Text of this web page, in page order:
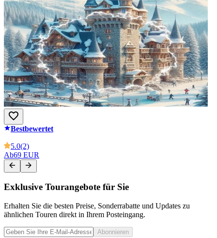
Bestbewertet
5.0(2)
Ab69 EUR
Exklusive Tourangebote für Sie
Erhalten Sie die besten Preise, Sonderrabatte und Updates zu
ähnlichen Touren direkt in Ihrem Posteingang.
Abonnieren